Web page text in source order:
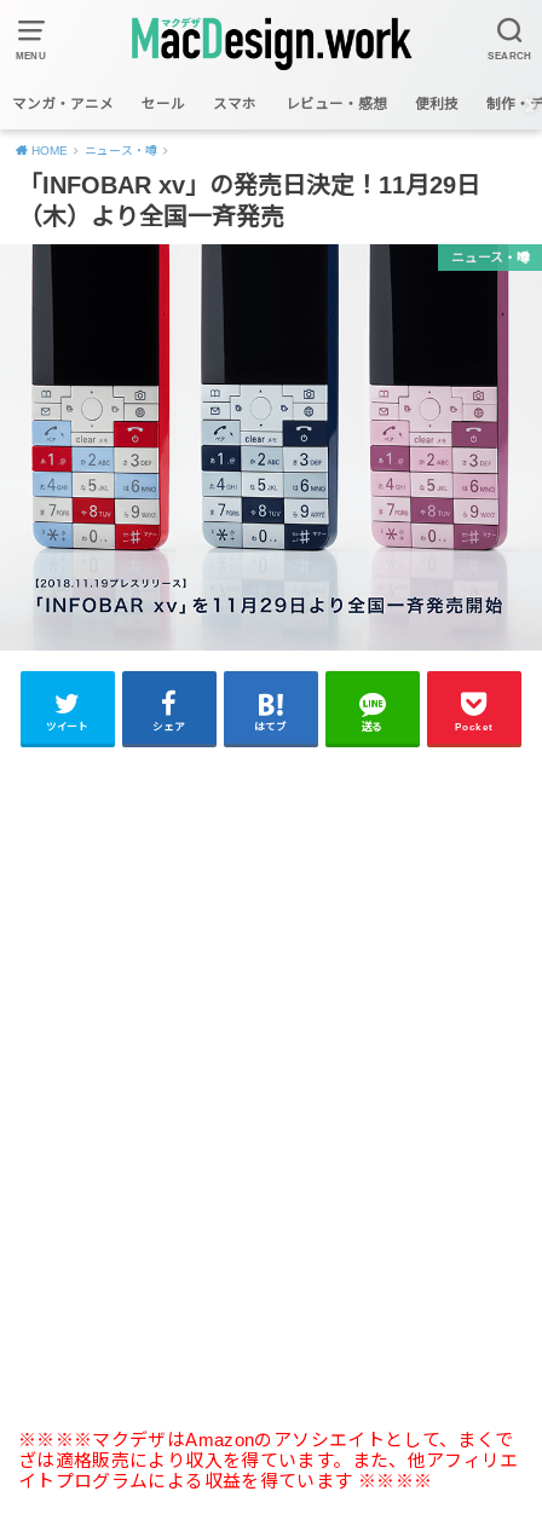
MENU SEARCH
マンガ・アニメ セール スマホ レビュー・感想 便利技 制作・
HOME ニュース・噂
「INFOBAR xv」の発売日決定！11月29日
（木）より全国一斉発売
ニュース・噂
ツイート シェア はてブ 送る Pocket
※※※※マクデザはAmazonのアソシエイトとして、まくで
ざは適格販売により収入を得ています。また、他アフィリエ
イトプログラムによる収益を得ています ※※※※